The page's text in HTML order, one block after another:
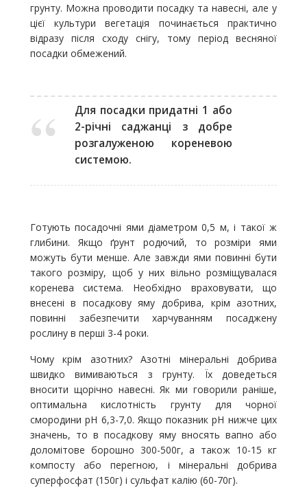
грунту. Можна проводити посадку та навесні, але у
цієї культури вегетація починається практично
відразу після сходу снігу, тому період весняної
посадки обмежений.
Для посадки придатні 1 або
2-річні саджанці з добре
розгалуженою кореневою
системою.
Готують посадочні ями діаметром 0,5 м, і такої ж
глибини. Якщо ґрунт родючий, то розміри ями
можуть бути менше. Але завжди ями повинні бути
такого розміру, щоб у них вільно розміщувалася
коренева система. Необхідно враховувати, що
внесені в посадкову яму добрива, крім азотних,
повинні забезпечити харчуванням посаджену
рослину в перші 3-4 роки.
Чому крім азотних? Азотні мінеральні добрива
швидко вимиваються з грунту. Їх доведеться
вносити щорічно навесні. Як ми говорили раніше,
оптимальна кислотність грунту для чорної
смородини pH 6,3-7,0. Якщо показник pH нижче цих
значень, то в посадкову яму вносять вапно або
доломітове борошно 300-500г, а також 10-15 кг
компосту або перегною, і мінеральні добрива
суперфосфат (150г) і сульфат калію (60-70г).